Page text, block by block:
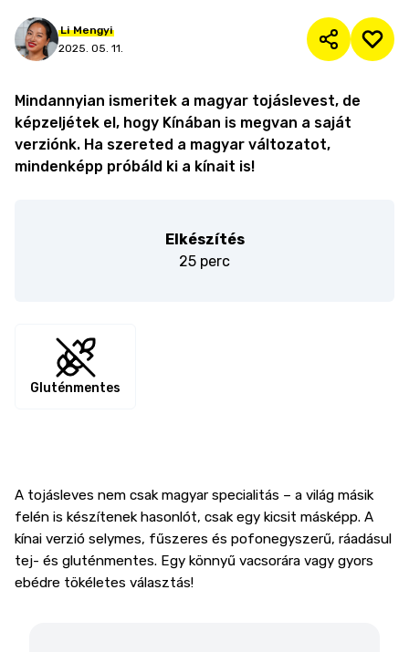
Li Mengyi
2025. 05. 11.
Mindannyian ismeritek a magyar tojáslevest, de
képzeljétek el, hogy Kínában is megvan a saját
verziónk. Ha szereted a magyar változatot,
mindenképp próbáld ki a kínait is!
Elkészítés
25 perc
Gluténmentes
A tojásleves nem csak magyar specialitás – a világ másik
felén is készítenek hasonlót, csak egy kicsit másképp. A
kínai verzió selymes, fűszeres és pofonegyszerű, ráadásul
tej- és gluténmentes. Egy könnyű vacsorára vagy gyors
ebédre tökéletes választás!